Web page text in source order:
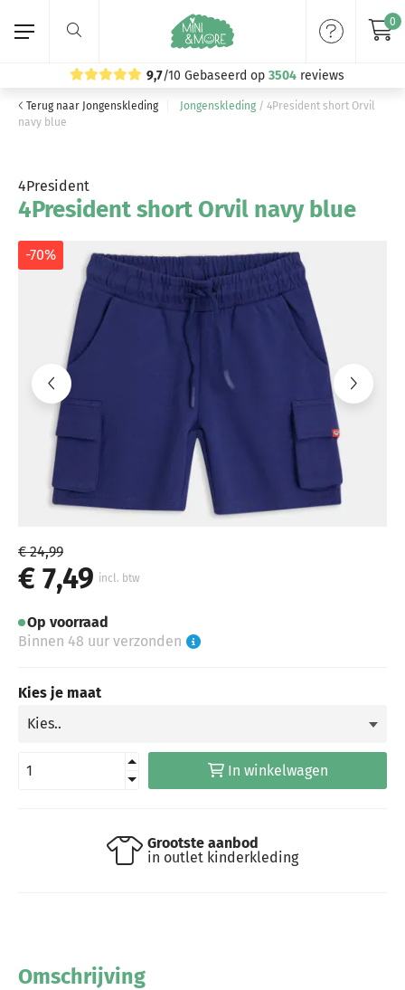
9,7/10 Gebaseerd op 3504 reviews
0
Home
Jongenskleding
Merken
Volg ons:
Terug naar Jongenskleding Jongenskleding / 4President short Orvil
navy blue
4President
4President short Orvil navy blue
-70%
€ 24,99
€ 7,49 incl. btw
Op voorraad
Binnen 48 uur verzonden
Kies je maat
In winkelwagen
Grootste aanbod
in outlet kinderkleding
Omschrijving